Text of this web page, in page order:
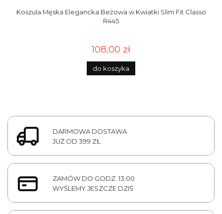
Koszula Męska Elegancka Beżowa w Kwiatki Slim Fit Classo
R445
108,00 zł
do koszyka
DARMOWA DOSTAWA
JUŻ OD 399 ZŁ
ZAMÓW DO GODZ. 13:00
WYŚLEMY JESZCZE DZIŚ